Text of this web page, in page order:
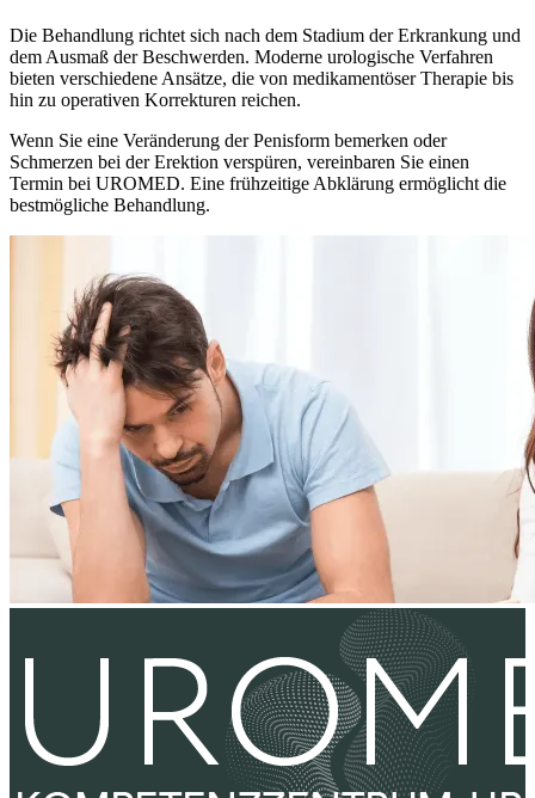
Die Behandlung richtet sich nach dem Stadium der Erkrankung und
dem Ausmaß der Beschwerden. Moderne urologische Verfahren
bieten verschiedene Ansätze, die von medikamentöser Therapie bis
hin zu operativen Korrekturen reichen.
Wenn Sie eine Veränderung der Penisform bemerken oder
Schmerzen bei der Erektion verspüren, vereinbaren Sie einen
Termin bei UROMED. Eine frühzeitige Abklärung ermöglicht die
bestmögliche Behandlung.